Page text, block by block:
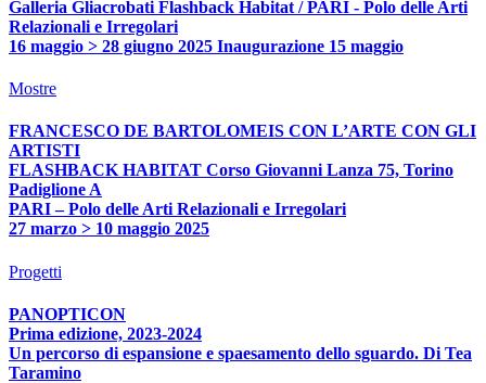
Galleria Gliacrobati Flashback Habitat / PARI - Polo delle Arti
Relazionali e Irregolari
16 maggio > 28 giugno 2025 Inaugurazione 15 maggio
Mostre
FRANCESCO DE BARTOLOMEIS CON L’ARTE CON GLI
ARTISTI
FLASHBACK HABITAT Corso Giovanni Lanza 75, Torino
Padiglione A
PARI – Polo delle Arti Relazionali e Irregolari
27 marzo > 10 maggio 2025
Progetti
PANOPTICON
Prima edizione, 2023-2024
Un percorso di espansione e spaesamento dello sguardo. Di Tea
Taramino